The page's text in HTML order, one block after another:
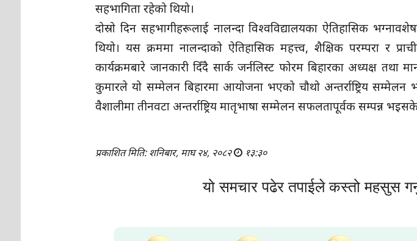
सहभागिता रहेको थियो।
दोस्रो दिन सहभागीहरूलाई नालन्दा विश्वविद्यालयका ऐतिहासिक
थियो। यस क्रममा नालन्दाको ऐतिहासिक महत्त्व, शैक्षिक परम्परा र
कार्यक्रमबारे जानकारी दिँदै सार्क जर्नलिस्ट फोरम बिहारका अध्यक्ष
कुमारले यो सम्मेलन बिहारमा आयोजना भएको चौथो अन्तर्राष्ट्रिय सम्मेलन
वैशालीमा तीनवटा अन्तर्राष्ट्रिय मातृभाषा सम्मेलन सफलतापूर्वक सम्पन्न
प्रकाशित मिति: शनिबार, माघ २४, २०८२ १३:३०
यो समचार पढेर तपाईले कस्तो महसुस